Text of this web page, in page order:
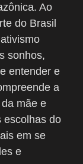
Ao
do Brasil
sonhos,
entender e
a
mãe e
escolhas do
em se
e